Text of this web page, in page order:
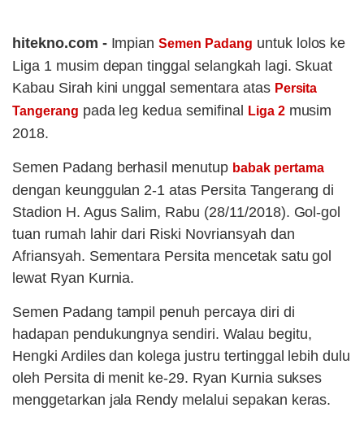
hitekno.com - ImpianSemen Padang untuk lolos ke
Liga 1 musim depan tinggal selangkah lagi. Skuat
Kabau Sirah kini unggal sementara atas Persita
Tangerang pada leg kedua semifinal Liga 2musim
2018.
Semen Padang berhasil menutup babak pertama
dengan keunggulan 2-1 atas Persita Tangerang di
Stadion H. Agus Salim, Rabu (28/11/2018). Gol-gol
tuan rumah lahir dari Riski Novriansyah dan
Afriansyah. Sementara Persita mencetak satu gol
lewat Ryan Kurnia.
Semen Padang tampil penuh percaya diri di
hadapan pendukungnya sendiri. Walau begitu,
Hengki Ardiles dan kolega justru tertinggal lebih dulu
oleh Persita di menit ke-29. Ryan Kurnia sukses
menggetarkan jala Rendy melalui sepakan keras.